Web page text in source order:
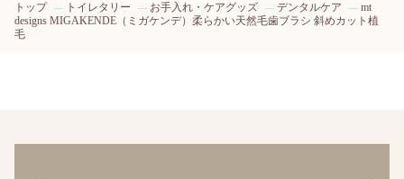
トップ トイレタリー お手入れ・ケアグッズ デンタルケア
mt
designs MIGAKENDE（ミガケンデ）柔らかい天然毛歯ブラシ 斜めカット植
毛